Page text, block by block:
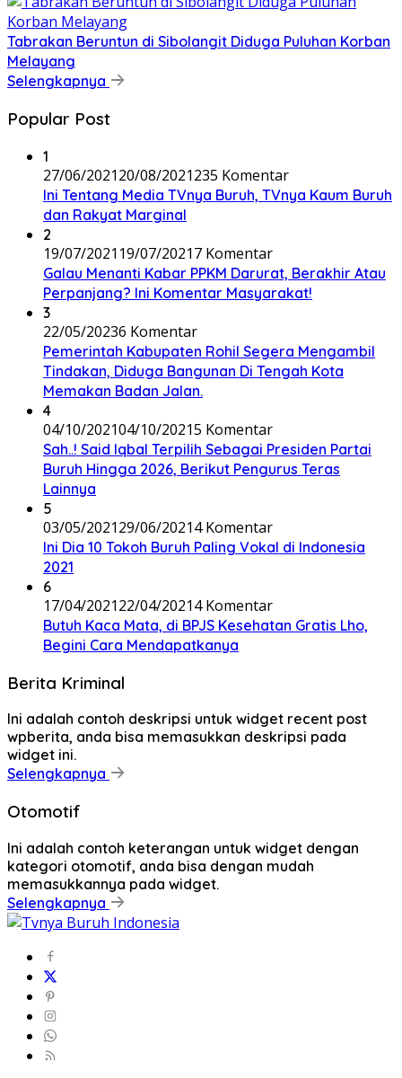
Tabrakan Beruntun di Sibolangit Diduga Puluhan Korban
Melayang
Selengkapnya
Popular Post
1
27/06/202120/08/2021235 Komentar
Ini Tentang Media TVnya Buruh, TVnya Kaum Buruh
dan Rakyat Marginal
2
19/07/2021 19/07/20217 Komentar
Galau Menanti Kabar PPKM Darurat, Berakhir Atau
Perpanjang? Ini Komentar Masyarakat!
3
22/05/20236 Komentar
Pemerintah Kabupaten Rohil Segera Mengambil
Tindakan, Diduga Bangunan Di Tengah Kota
Memakan Badan Jalan.
4
04/10/202104/10/20215 Komentar
Sah..! Said Iqbal Terpilih Sebagai Presiden Partai
Buruh Hingga 2026, Berikut Pengurus Teras
Lainnya
5
03/05/202129/06/20214 Komentar
Ini Dia 10 Tokoh Buruh Paling Vokal di Indonesia
2021
6
17/04/202122/04/20214 Komentar
Butuh Kaca Mata, di BPJS Kesehatan Gratis Lho,
Begini Cara Mendapatkanya
Berita Kriminal
Ini adalah contoh deskripsi untuk widget recent post
wpberita, anda bisa memasukkan deskripsi pada
widget ini.
Selengkapnya
Otomotif
Ini adalah contoh keterangan untuk widget dengan
kategori otomotif, anda bisa dengan mudah
memasukkannya pada widget.
Selengkapnya